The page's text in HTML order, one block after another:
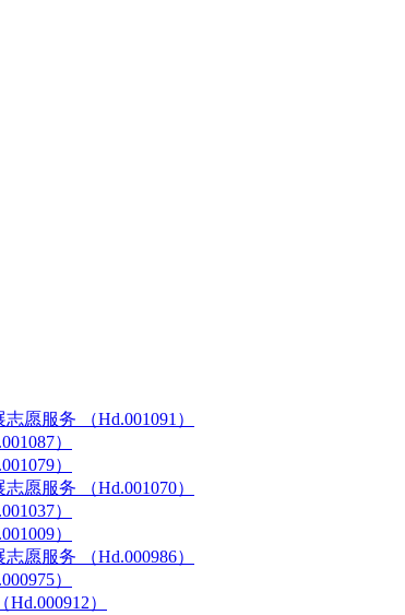
愿服务 （Hd.001091）
）
）
愿服务 （Hd.001070）
）
）
愿服务 （Hd.000986）
）
）